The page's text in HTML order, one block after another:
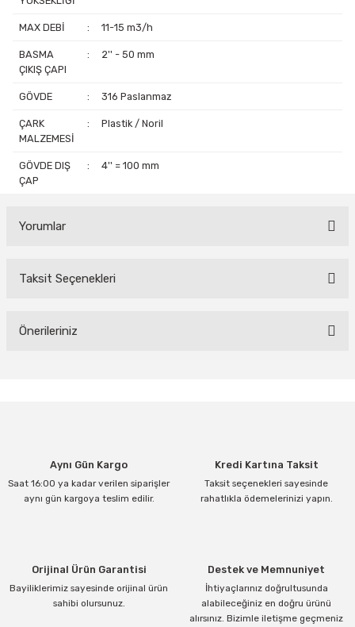
MAX DEBİ : 11-15 m3/h
BASMA
ÇIKIŞ ÇAPI
: 2'' - 50 mm
GÖVDE : 316 Paslanmaz
ÇARK
MALZEMESİ
: Plastik / Noril
GÖVDE DIŞ
ÇAP
: 4'' = 100 mm
Yorumlar
Bu ürüne ilk yorumu siz yapın!
Taksit Seçenekleri
Önerileriniz
Ürün açıklamasında eksik bilgiler bulunuyor.
Ürün bilgilerinde hatalar bulunuyor.
Aynı Gün Kargo
Saat 16:00 ya kadar verilen siparişler
aynı gün kargoya teslim edilir.
Kredi Kartına Taksit
Taksit seçenekleri sayesinde
rahatlıkla ödemelerinizi yapın.
Orijinal Ürün Garantisi
Bayiliklerimiz sayesinde orijinal ürün
sahibi olursunuz.
Destek ve Memnuniyet
İhtiyaçlarınız doğrultusunda
alabileceğiniz en doğru ürünü
alırsınız. Bizimle iletişme geçmeniz